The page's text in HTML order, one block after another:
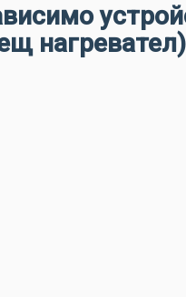
нагревател)